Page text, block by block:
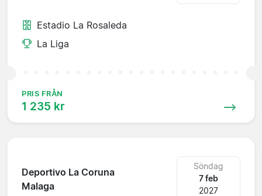
Estadio La Rosaleda
La Liga
PRIS FRÅN
1 235 kr
Deportivo La Coruna
Malaga
Söndag
7 feb
2027